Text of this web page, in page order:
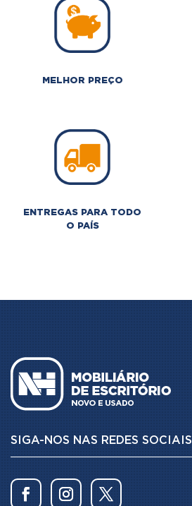
MELHOR PREÇO
ENTREGAS PARA TODO
O PAÍS
SIGA-NOS NAS REDES SOCIAIS